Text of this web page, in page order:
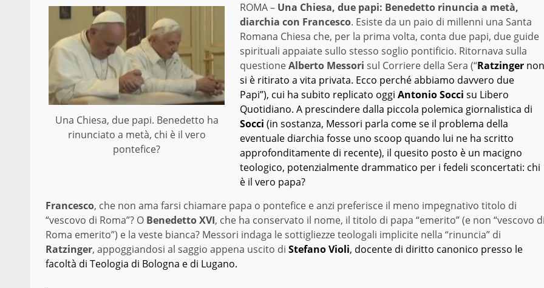
Una Chiesa, due papi. Benedetto ha
rinunciato a metà, chi è il vero
pontefice?
ROMA – Una Chiesa, due papi: Benedetto rinuncia a metà,
diarchia con Francesco. Esiste da un paio di millenni una Santa
Romana Chiesa che, per la prima volta, conta due papi, due guide
spirituali appaiate sullo stesso soglio pontificio. Ritornava sulla
questioneAlberto Messori sul Corriere della Sera (“Ratzinger non
si è ritirato a vita privata. Ecco perché abbiamo davvero due
Papi”), cui ha subito replicato oggi Antonio Socci su Libero
Quotidiano. A prescindere dalla piccola polemica giornalistica di
Socci (in sostanza, Messori parla come se il problema della
eventuale diarchia fosse uno scoop quando lui ne ha scritto
approfonditamente di recente), il quesito posto è un macigno
teologico, potenzialmente drammatico per i fedeli sconcertati: chi
è il vero papa?
Francesco, che non ama farsi chiamare papa o pontefice e anzi preferisce il meno impegnativo titolo di
“vescovo di Roma”? O Benedetto XVI, che ha conservato il nome, il titolo di papa “emerito” (e non “vescovo
Roma emerito”) e la veste bianca? Messori indaga le sottigliezze teologali implicite nella “rinuncia” di
Ratzinger, appoggiandosi al saggio appena uscito di Stefano Violi, docente di diritto canonico presso le
facoltà di Teologia di Bologna e di Lugano.